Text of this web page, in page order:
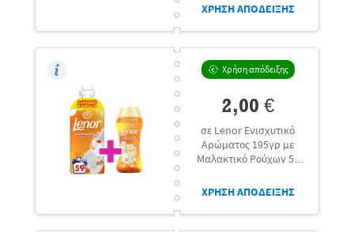
ΧΡΗΣΗ ΑΠΟΔΕΙΞΗΣ
Χρήση απόδειξης
2,00 €
σε Lenor Ενισχυτικό
Αρώματος 195γρ με
Μαλακτικό Ρούχων 59
ΧΡΗΣΗ ΑΠΟΔΕΙΞΗΣ